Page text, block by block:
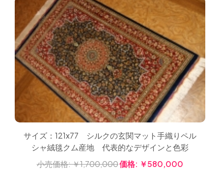
サイズ：121x77 シルクの玄関マット手織りペル
シャ絨毯クム産地 代表的なデザインと色彩
小売価格:￥1,700,000価格: ￥580,000